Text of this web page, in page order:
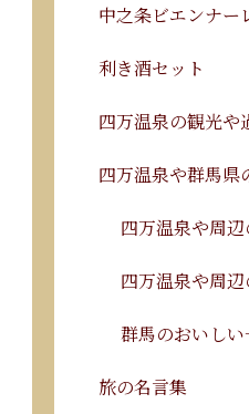
中之条ビエンナー
利き酒セット
四万温泉の観光や
四万温泉や群馬県
四万温泉や周辺
四万温泉や周辺
群馬のおいし
旅の名言集